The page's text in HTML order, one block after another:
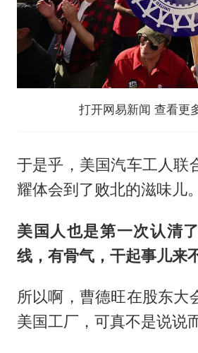
打开网易新闻 查看更
于是乎，美国汽车工人联
耀体会到了败北的滋味儿。
美国人也是第一次认清
线，有骨气，干起事儿来
所以啊，曹德旺在股东大
美国工厂，可真不是说说